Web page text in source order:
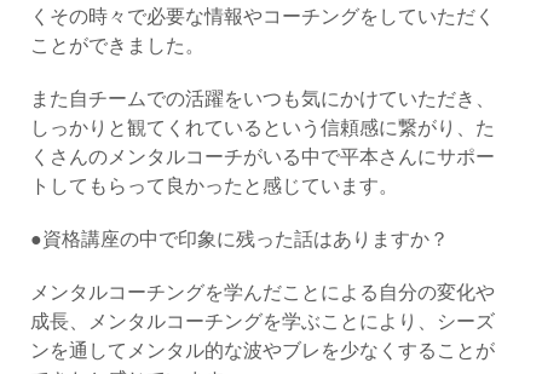
くその時々で必要な情報やコーチングをしていただく
ことができました。
また自チームでの活躍をいつも気にかけていただき、
しっかりと観てくれているという信頼感に繋がり、た
くさんのメンタルコーチがいる中で平本さんにサポー
トしてもらって良かったと感じています。
●資格講座の中で印象に残った話はありますか？
メンタルコーチングを学んだことによる自分の変化や
成長、メンタルコーチングを学ぶことにより、シーズ
ンを通してメンタル的な波やブレを少なくすることが